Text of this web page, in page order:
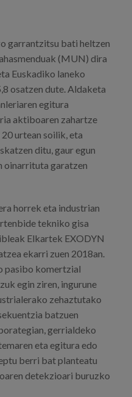
garrantzitsu bati heltzen
(MUN) dira
Euskadiko laneko
osatzen dute. Aldaketa
egitura
aktiboaren zahartze
urtean soilik, eta
ditu, gaur egun
oinarrituta garatzen
horrek eta industrian
tekniko gisa
Elkartek EXODYN
ekarri zuen 2018an.
pasibo komertzial
egin ziren, ingurune
zehaztutako
batzuen
gerrialdeko
eta egitura edo
berri bat planteatu
detekzioari buruzko